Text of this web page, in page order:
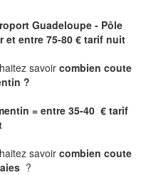
Guadeloupe - Pôle
et entre 75-80 € tarif nuit
savoir combien coute
?
= entre 35-40 € tarif
savoir combien coute
?